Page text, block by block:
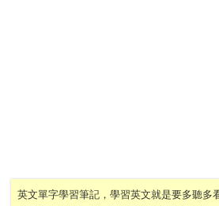
英文單字學習筆記，學習英文就是要多聽多